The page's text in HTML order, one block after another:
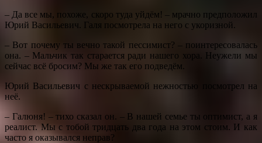
– Да все мы, похоже, скоро туда уйдём! – мрачно предположил
Юрий Васильевич. Галя посмотрела на него с укоризной.
– Вот почему ты вечно такой пессимист? – поинтересовалась
она. – Мальчик так старается ради нашего хора. Неужели мы
сейчас всё бросим? Мы же так его подведём.
Юрий Васильевич с нескрываемой нежностью посмотрел на
неё.
– Галюня! – тихо сказал он. – В нашей семье ты оптимист, а я
реалист. Мы с тобой тридцать два года на этом стоим. И как
часто я оказывался неправ?